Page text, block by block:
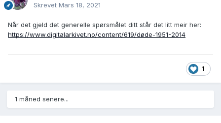
Skrevet Mars 18, 2021
Når det gjeld det generelle spørsmålet ditt står det litt meir her:
https://www.digitalarkivet.no/content/619/døde-1951-2014
1
1 måned senere...